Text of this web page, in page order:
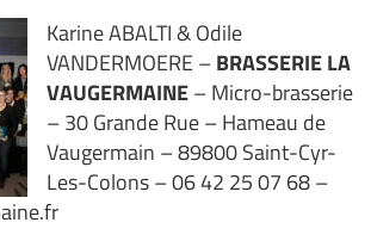
Karine ABALTI & Odile
VANDERMOERE –BRASSERIE LA
VAUGERMAINE– Micro-brasserie
– 30 Grande Rue – Hameau de
Vaugermain – 89800 Saint-Cyr-
Les-Colons – 06 42 25 07 68 –